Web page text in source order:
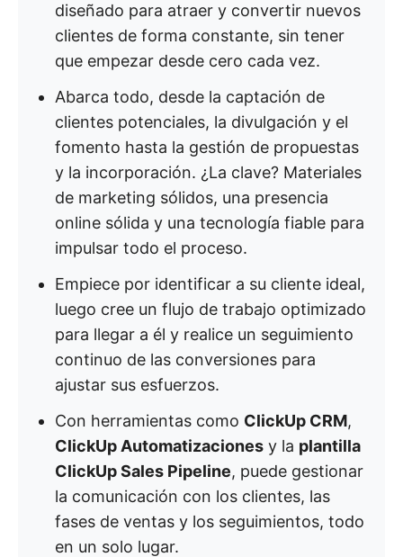
diseñado para atraer y convertir nuevos
clientes de forma constante, sin tener
que empezar desde cero cada vez.
Abarca todo, desde la captación de
clientes potenciales, la divulgación y el
fomento hasta la gestión de propuestas
y la incorporación. ¿La clave? Materiales
de marketing sólidos, una presencia
online sólida y una tecnología fiable para
impulsar todo el proceso.
Empiece por identificar a su cliente ideal,
luego cree un flujo de trabajo optimizado
para llegar a él y realice un seguimiento
continuo de las conversiones para
ajustar sus esfuerzos.
Con herramientas como ClickUp CRM,
ClickUp Automatizaciones y la plantilla
ClickUp Sales Pipeline, puede gestionar
la comunicación con los clientes, las
fases de ventas y los seguimientos, todo
en un solo lugar.